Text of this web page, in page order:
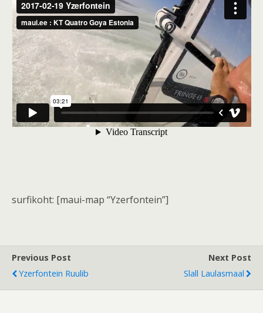
surfikoht: [maui-map “Yzerfontein”]
Previous Post
Yzerfontein Ruulib
Next Post
Slall Laulasmaal